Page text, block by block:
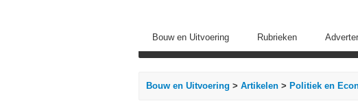
Bouw en Uitvoering Rubrieken
Bouw en Uitvoering > Artikelen > Politiek en